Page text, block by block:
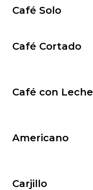
Café Solo
Café Cortado
Café con Leche
Americano
Carjillo